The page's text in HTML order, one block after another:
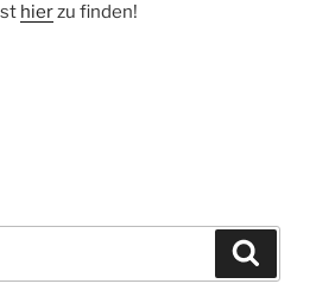
hierzu finden!